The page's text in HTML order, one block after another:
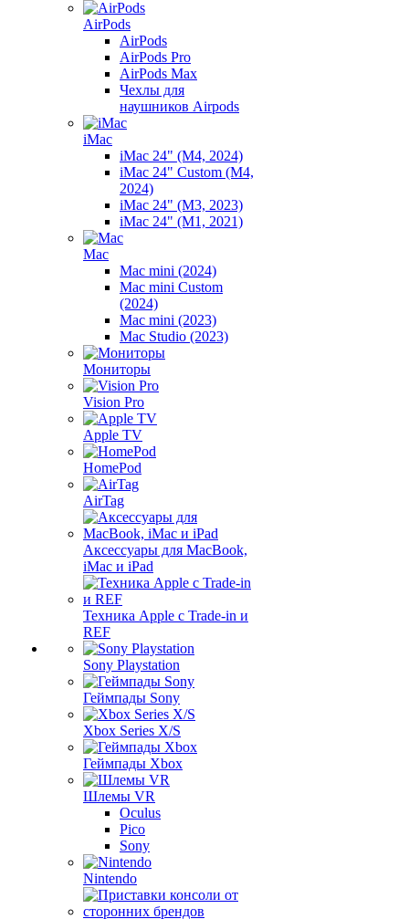
AirPods
AirPods
AirPods Pro
AirPods Max
Чехлы для
наушников Airpods
iMac
iMac 24" (M4, 2024)
iMac 24" Custom (M4,
2024)
iMac 24" (M3, 2023)
iMac 24" (M1, 2021)
Mac
Mac mini (2024)
Mac mini Custom
(2024)
Mac mini (2023)
Mac Studio (2023)
Мониторы
Vision Pro
Apple TV
HomePod
AirTag
Аксессуары для MacBook,
iMac и iPad
Техника Apple с Trade-in и
REF
Sony Playstation
Геймпады Sony
Xbox Series X/S
Геймпады Xbox
Шлемы VR
Oculus
Pico
Sony
Nintendo